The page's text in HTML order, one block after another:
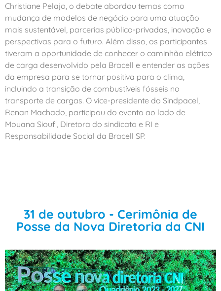
Christiane Pelajo, o debate abordou temas como
mudança de modelos de negócio para uma atuação
mais sustentável, parcerias público-privadas, inovação e
perspectivas para o futuro. Além disso, os participantes
tiveram a oportunidade de conhecer o caminhão elétrico
de carga desenvolvido pela Bracell e entender as ações
da empresa para se tornar positiva para o clima,
incluindo a transição de combustíveis fósseis no
transporte de cargas. O vice-presidente do Sindpacel,
Renan Machado, participou do evento ao lado de
Mouana Sioufi, Diretora do sindicato e RI e
Responsabilidade Social da Bracell SP.
31 de outubro - Cerimônia de
Posse da Nova Diretoria da CNI